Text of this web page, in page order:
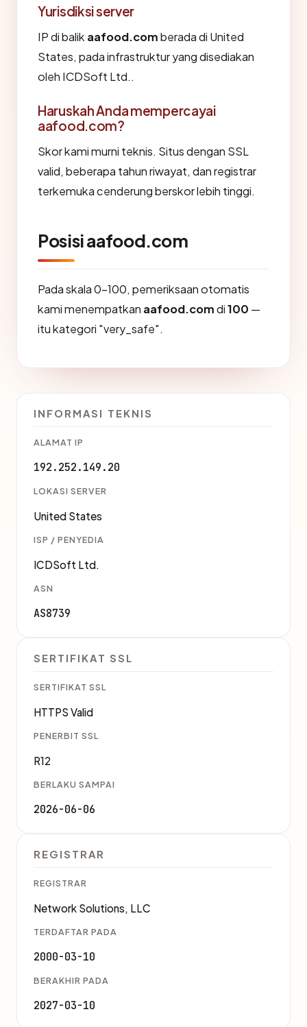
Yurisdiksi server
IP di balik aafood.comberada di United
States, pada infrastruktur yang disediakan
oleh ICDSoft Ltd..
Haruskah Anda mempercayai
aafood.com?
Skor kami murni teknis. Situs dengan SSL
valid, beberapa tahun riwayat, dan registrar
terkemuka cenderung berskor lebih tinggi.
Posisi aafood.com
Pada skala 0-100, pemeriksaan otomatis
kami menempatkan aafood.comdi100 —
itu kategori "very_safe".
INFORMASI TEKNIS
ALAMAT IP
192.252.149.20
LOKASI SERVER
United States
ISP / PENYEDIA
ICDSoft Ltd.
ASN
AS8739
SERTIFIKAT SSL
SERTIFIKAT SSL
HTTPS Valid
PENERBIT SSL
R12
BERLAKU SAMPAI
2026-06-06
REGISTRAR
REGISTRAR
Network Solutions, LLC
TERDAFTAR PADA
2000-03-10
BERAKHIR PADA
2027-03-10